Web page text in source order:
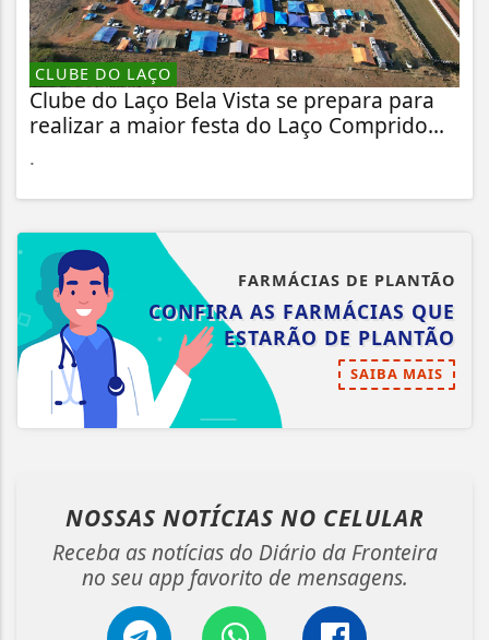
CLUBE DO LAÇO
Clube do Laço Bela Vista se prepara para
realizar a maior festa do Laço Comprido...
.
FARMÁCIAS DE PLANTÃO
CONFIRA AS FARMÁCIAS QUE
ESTARÃO DE PLANTÃO
SAIBA MAIS
NOSSAS NOTÍCIAS NO CELULAR
Receba as notícias do Diário da Fronteira
no seu app favorito de mensagens.